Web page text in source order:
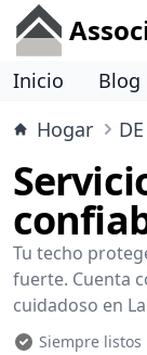
Inicio Blog
Hogar
DE
Tu techo
fuerte. Cuenta
cuidadoso en
Siempre listos